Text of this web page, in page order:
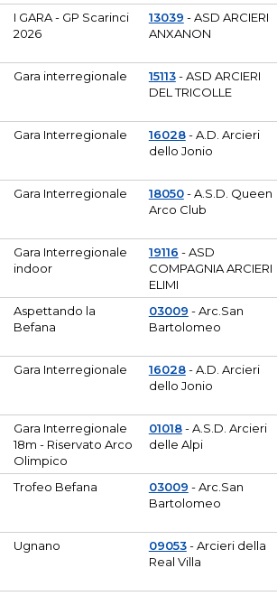
I GARA - GP Scarinci
2026
13039 - ASD ARCIERI
ANXANON
Gara interregionale 15113- ASD ARCIERI
DEL TRICOLLE
Gara Interregionale 16028- A.D. Arcieri
dello Jonio
Gara Interregionale 18050- A.S.D. Queen
Arco Club
Gara Interregionale
indoor
19116 - ASD
COMPAGNIA ARCIERI
ELIMI
Aspettando la
Befana
03009 - Arc.San
Bartolomeo
Gara Interregionale 16028- A.D. Arcieri
dello Jonio
Gara Interregionale
18m - Riservato Arco
Olimpico
01018- A.S.D. Arcieri
delle Alpi
Trofeo Befana 03009 - Arc.San
Bartolomeo
Ugnano 09053- Arcieri della
Real Villa